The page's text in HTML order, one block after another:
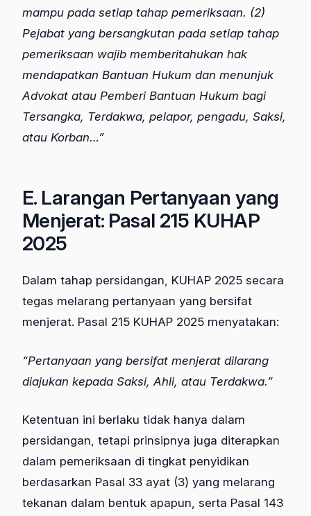
mampu pada setiap tahap pemeriksaan. (2)
Pejabat yang bersangkutan pada setiap tahap
pemeriksaan wajib memberitahukan hak
mendapatkan Bantuan Hukum dan menunjuk
Advokat atau Pemberi Bantuan Hukum bagi
Tersangka, Terdakwa, pelapor, pengadu, Saksi,
atau Korban…”
E. Larangan Pertanyaan yang
Menjerat: Pasal 215 KUHAP
2025
Dalam tahap persidangan, KUHAP 2025 secara
tegas melarang pertanyaan yang bersifat
menjerat. Pasal 215 KUHAP 2025 menyatakan:
“Pertanyaan yang bersifat menjerat dilarang
diajukan kepada Saksi, Ahli, atau Terdakwa.”
Ketentuan ini berlaku tidak hanya dalam
persidangan, tetapi prinsipnya juga diterapkan
dalam pemeriksaan di tingkat penyidikan
berdasarkan Pasal 33 ayat (3) yang melarang
tekanan dalam bentuk apapun, serta Pasal 143